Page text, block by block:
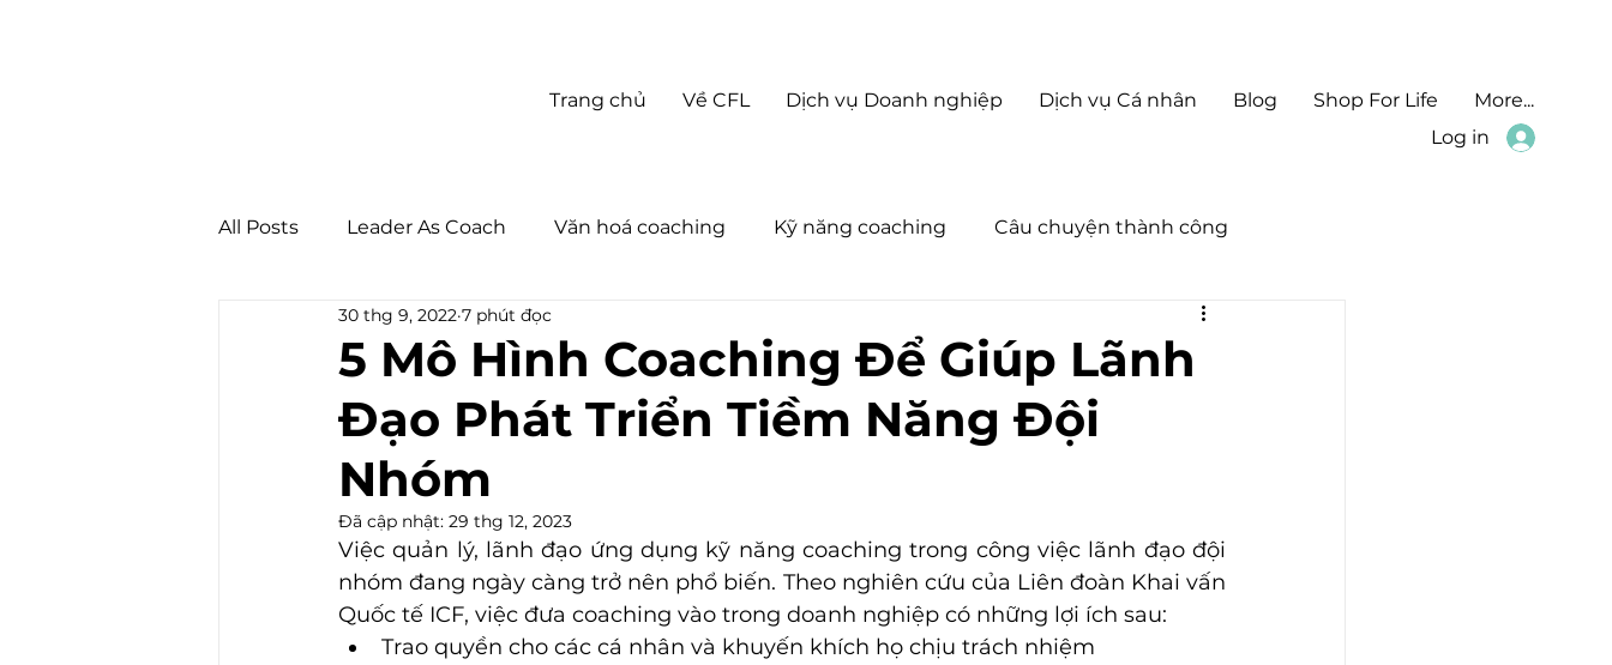
Log in
Trang chủ Về CFL Dịch vụ Doanh nghiệp Dịch vụ Cá nhân Blog Shop For Life More...
All Posts Leader As Coach Văn hoá coaching Kỹ năng coaching Câu chuyện thành công
Workplace Wellbeing Coaching Business
5 Mô Hình Coaching Để Giúp Lãnh
Đạo Phát Triển Tiềm Năng Đội
Nhóm
30 thg 9, 2022 7 phút đọc
Đã cập nhật: 29 thg 12, 2023
Việc quản lý, lãnh đạo ứng dụng kỹ năng coaching trong công việc lãnh đạo đội
nhóm đang ngày càng trở nên phổ biến. Theo nghiên cứu của Liên đoàn Khai vấn
Quốc tế ICF, việc đưa coaching vào trong doanh nghiệp có những lợi ích sau:
Trao quyền cho các cá nhân và khuyến khích họ chịu trách nhiệm